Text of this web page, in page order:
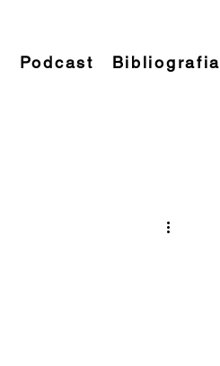
Podcast Bibliografia